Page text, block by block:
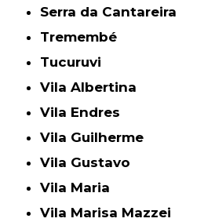
Serra da Cantareira
Tremembé
Tucuruvi
Vila Albertina
Vila Endres
Vila Guilherme
Vila Gustavo
Vila Maria
Vila Marisa Mazzei